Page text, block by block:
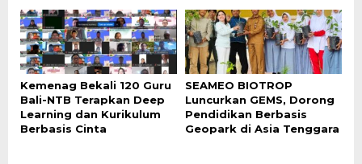
Kemenag Bekali 120 Guru
Bali-NTB Terapkan Deep
Learning dan Kurikulum
Berbasis Cinta
SEAMEO BIOTROP
Luncurkan GEMS, Dorong
Pendidikan Berbasis
Geopark di Asia Tenggara